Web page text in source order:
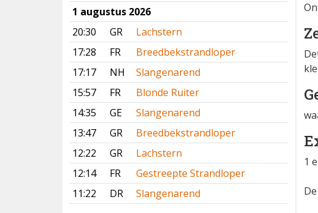
1 augustus 2026
20:30
GR
Lachstern
17:28
FR
Breedbekstrandloper
17:17
NH
Slangenarend
15:57
FR
Blonde Ruiter
14:35
GE
Slangenarend
13:47
GR
Breedbekstrandloper
12:22
GR
Lachstern
12:14
FR
Gestreepte Strandloper
11:22
DR Slangenarend
1